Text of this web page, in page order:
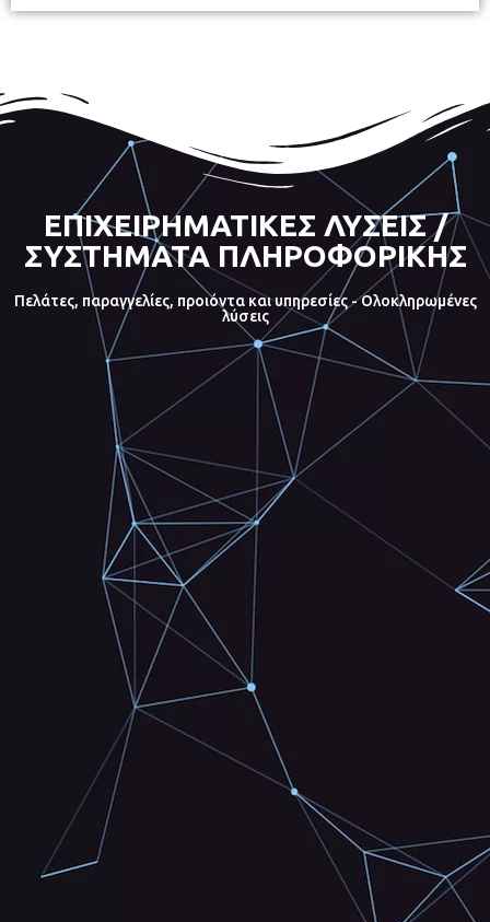
ΕΠΙΧΕΙΡΗΜΑΤΙΚΕΣ ΛΥΣΕΙΣ /
ΣΥΣΤΗΜΑΤΑ ΠΛΗΡΟΦΟΡΙΚΗΣ
Πελάτες, παραγγελίες, προιόντα και υπηρεσίες - Ολοκληρωμένες
λύσεις